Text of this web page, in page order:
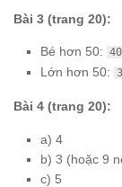
Bài 3 (trang 20):
Bé hơn 50:
Lớn hơn 50:
Bài 4 (trang 20):
a) 4
b) 3 (hoặc 9
c) 5